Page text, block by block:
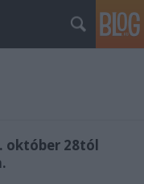
október 28tól